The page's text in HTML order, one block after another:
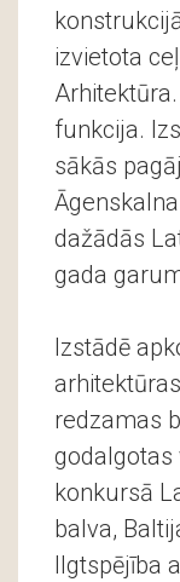
izvietota
funkcija.
sākās
dažādās
gada
Izstādē
redzamas
godalgotas
konkursā
balva,
Ilgtspējība